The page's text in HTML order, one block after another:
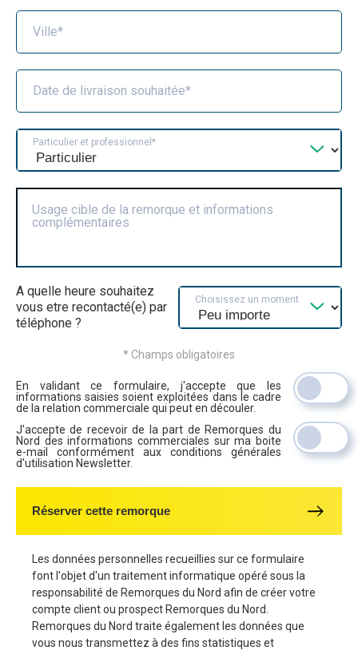
Ville*
Date de livraison souhaitée*
Particulier et professionnel*
Usage cible de la remorque et informations
complémentaires
A quelle heure souhaitez
vous etre recontacté(e) par
téléphone ?
Choisissez un moment
* Champs obligatoires
En validant ce formulaire, j'accepte que les
informations saisies soient exploitées dans le cadre
de la relation commerciale qui peut en découler.
J'accepte de recevoir de la part de Remorques du
Nord des informations commerciales sur ma boite
e-mail conformément aux conditions générales
d'utilisation Newsletter.
Réserver cette remorque
Les données personnelles recueillies sur ce formulaire
font l'objet d'un traitement informatique opéré sous la
responsabilité de Remorques du Nord afin de créer votre
compte client ou prospect Remorques du Nord.
Remorques du Nord traite également les données que
vous nous transmettez à des fins statistiques et